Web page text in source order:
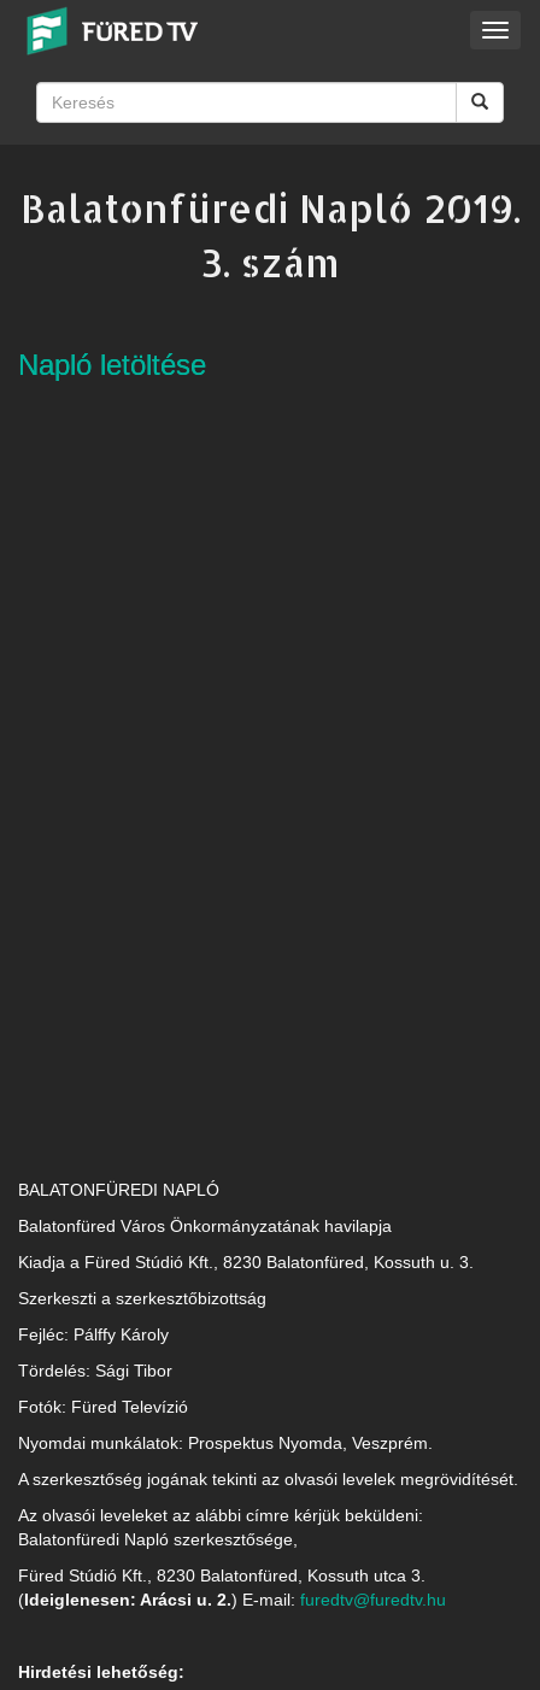
Balatonfüredi Napló 2019.
3. szám
Napló letöltése
Napló letöltése
BALATONFÜREDI NAPLÓ
Balatonfüred Város Önkormányzatának havilapja
Kiadja a Füred Stúdió Kft., 8230 Balatonfüred, Kossuth u. 3.
Szerkeszti a szerkesztőbizottság
Fejléc: Pálffy Károly
Tördelés: Sági Tibor
Fotók: Füred Televízió
Nyomdai munkálatok: Prospektus Nyomda, Veszprém.
A szerkesztőség jogának tekinti az olvasói levelek megrövidítését.
Az olvasói leveleket az alábbi címre kérjük beküldeni:
Balatonfüredi Napló szerkesztősége,
Füred Stúdió Kft., 8230 Balatonfüred, Kossuth utca 3.
(Ideiglenesen: Arácsi u. 2.) E-mail: furedtv@furedtv.hu
Hirdetési lehetőség: